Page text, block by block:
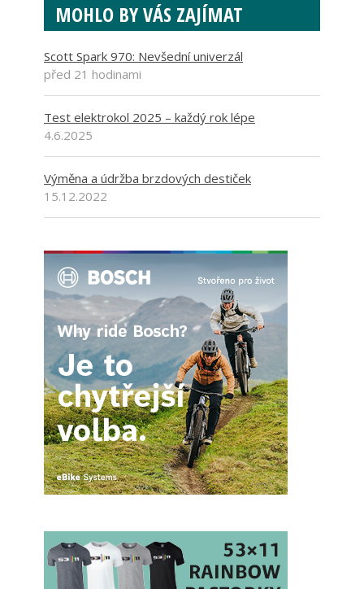
MOHLO BY VÁS ZAJÍMAT
Scott Spark 970: Nevšední univerzál
před 21 hodinami
Test elektrokol 2025 – každý rok lépe
4.6.2025
Výměna a údržba brzdových destiček
15.12.2022